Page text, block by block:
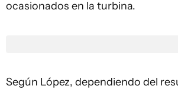
ocasionados en la turbina.
Según López, dependiendo del